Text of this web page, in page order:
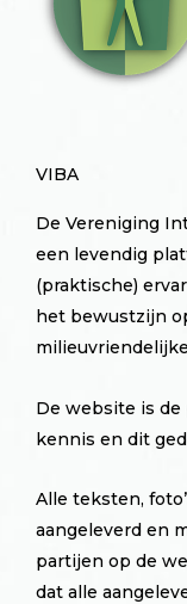
VIBA
De Vereniging
een levendig
(praktische)
het bewustzijn
De website is de
kennis en dit
Alle teksten,
aangeleverd en
partijen op de
dat alle